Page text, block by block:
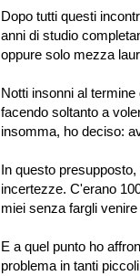
Dopo tutti questi
anni di studio
oppure solo mezza
Notti insonni al
facendo soltanto a
insomma, ho deciso:
In questo
incertezze. C'erano
miei senza fargli
E a quel punto ho
problema in tanti